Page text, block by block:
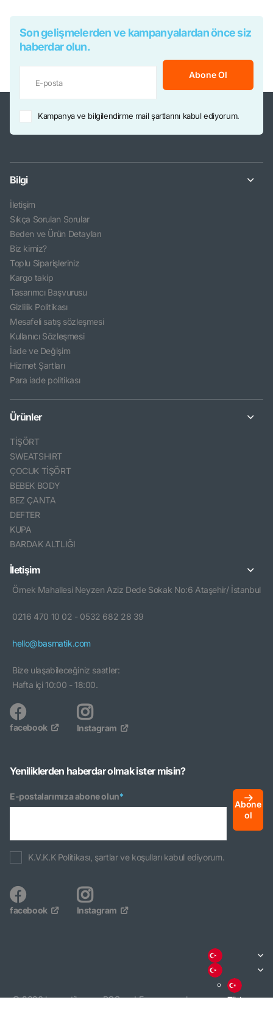
Son gelişmelerden ve kampanyalardan önce siz
haberdar olun.
Abone Ol
Kampanya ve bilgilendirme mail şartlarını kabul ediyorum.
Bilgi
İletişim
Sıkça Sorulan Sorular
Beden ve Ürün Detayları
Biz kimiz?
Toplu Siparişleriniz
Kargo takip
Tasarımcı Başvurusu
Gizlilik Politikası
Mesafeli satış sözleşmesi
Kullanıcı Sözleşmesi
İade ve Değişim
Hizmet Şartları
Para iade politikası
Ürünler
TİŞÖRT
SWEATSHIRT
ÇOCUK TİŞÖRT
BEBEK BODY
BEZ ÇANTA
DEFTER
KUPA
BARDAK ALTLIĞI
İletişim
Örnek Mahallesi Neyzen Aziz Dede Sokak No:6 Ataşehir/ İstanbul
0216 470 10 02 - 0532 682 28 39
hello@basmatik.com
Bize ulaşabileceğiniz saatler:
Hafta içi 10:00 - 18:00.
facebook Instagram
Yeniliklerden haberdar olmak ister misin?
E-postalarımıza abone olun*
Abone
ol
K.V.K.K Politikası, şartlar ve koşulları kabul ediyorum.
facebook Instagram
©2026basmatik.com,POSandEcommerce by
Türkçe